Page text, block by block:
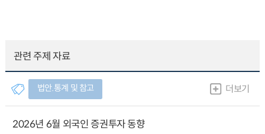
관련 주제 자료
법안.통계 및 참고 더보기
2026년 6월 외국인 증권투자 동향